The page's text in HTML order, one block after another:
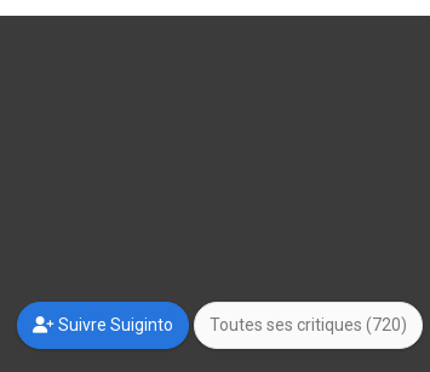
Suivre Suiginto Toutes ses critiques (720)